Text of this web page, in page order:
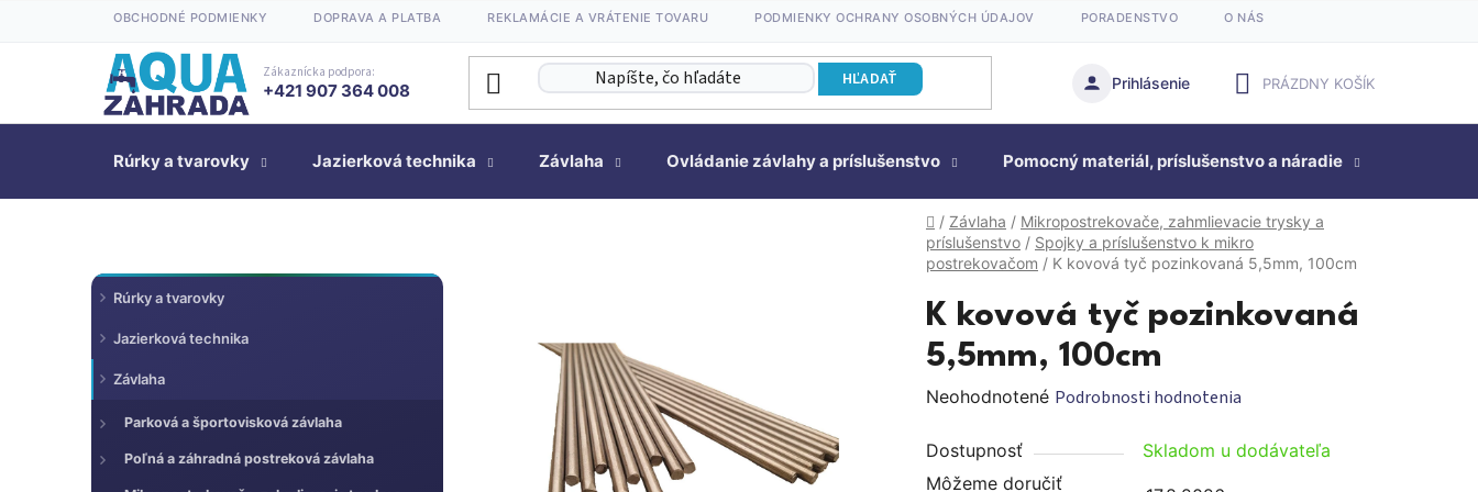
OBCHODNÉ PODMIENKY DOPRAVA A PLATBA REKLAMÁCIE A VRÁTENIE TOVARU PODMIENKY OCHRANY OSOBNÝCH ÚDAJOV PORADENSTVO O NÁS
Zákaznícka podpora:
+421 907 364 008
HĽADAŤ Prihlásenie
KOŠÍK
PRÁZDNY KOŠÍK
Rúrky a tvarovky Jazierková technika Závlaha Ovládanie závlahy a príslušenstvo Pomocný materiál, príslušenstvo a náradie
Domov
/ Závlaha / Mikropostrekovače, zahmlievacie trysky a
príslušenstvo / Spojky a príslušenstvo k mikro
postrekovačom / K kovová tyč pozinkovaná 5,5mm, 100cm
B
č
n
ý
p
a
n
Preskočiť
kategórie
K
a
e
g
ó
Rúrky a tvarovky
Jazierková technika
Závlaha
Parková a športovisková závlaha
Poľná a záhradná postreková závlaha
K kovová tyč pozinkovaná
5,5mm, 100cm
Priemerné
produktu
je
Neohodnotené Podrobnosti hodnotenia
Dostupnosť
Skladom u dodávateľa
Môžeme doručiť